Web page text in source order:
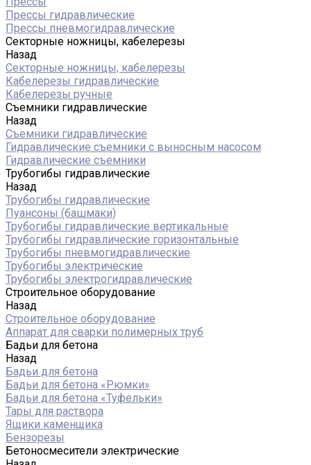
Прессы гидравлические
Прессы пневмогидравлические
Секторные ножницы, кабелерезы
Назад
Секторные ножницы, кабелерезы
Кабелерезы гидравлические
Кабелерезы ручные
Съемники гидравлические
Назад
Съемники гидравлические
Гидравлические cъемники с выносным насосом
Гидравлические съемники
Трубогибы гидравлические
Назад
Трубогибы гидравлические
Пуансоны (башмаки)
Трубогибы гидравлические вертикальные
Трубогибы гидравлические горизонтальные
Трубогибы пневмогидравлические
Трубогибы электрические
Трубогибы электрогидравлические
Строительное оборудование
Назад
Строительное оборудование
Аппарат для сварки полимерных труб
Бадьи для бетона
Назад
Бадьи для бетона
Бадьи для бетона «Рюмки»
Бадьи для бетона «Туфельки»
Тары для раствора
Ящики каменщика
Бензорезы
Бетоносмесители электрические